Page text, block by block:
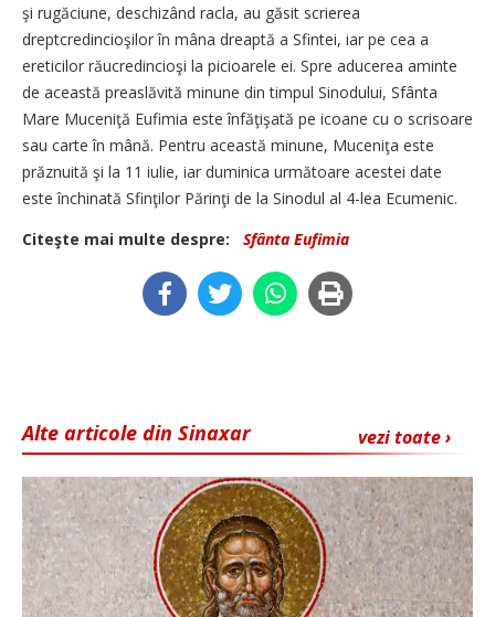
şi rugăciune, deschizând racla, au găsit scrierea
dreptcredincioşilor în mâna dreaptă a Sfintei, iar pe cea a
ereticilor răucredincioşi la picioarele ei. Spre aducerea aminte
de această preaslăvită minune din timpul Sinodului, Sfânta
Mare Muceniţă Eufimia este înfăţişată pe icoane cu o scrisoare
sau carte în mână. Pentru această minune, Muceniţa este
prăznuită şi la 11 iulie, iar duminica următoare acestei date
este închinată Sfinţilor Părinţi de la Sinodul al 4-lea Ecumenic.
Citeşte mai multe despre:
Sfânta Eufimia
vezi toate ›
Alte articole din Sinaxar